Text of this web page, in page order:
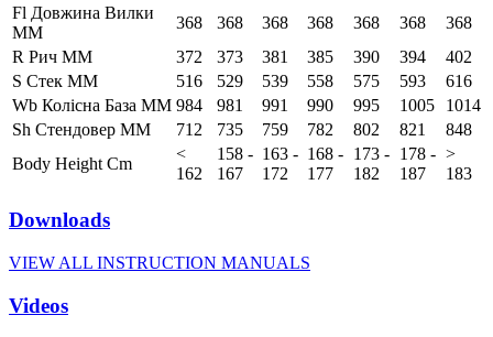
Fl Довжина Вилки
ММ
368 368 368 368 368 368
368
R Рич ММ
372 373 381 385 390 394
402
S Стек ММ
516 529 539 558 575 593
616
Wb Колісна База ММ 984 981 991 990 995 1005
1014
Sh Стендовер ММ
712 735 759 782 802 821
848
Body Height Cm
<
162
158 -
167
163 -
172
168 -
177
173 -
182
178 -
187
>
183
Downloads
VIEW ALL INSTRUCTION MANUALS
Videos